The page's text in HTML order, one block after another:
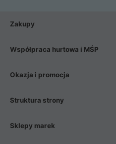
Zakupy
Współpraca hurtowa i MŚP
Okazja i promocja
Struktura strony
Sklepy marek